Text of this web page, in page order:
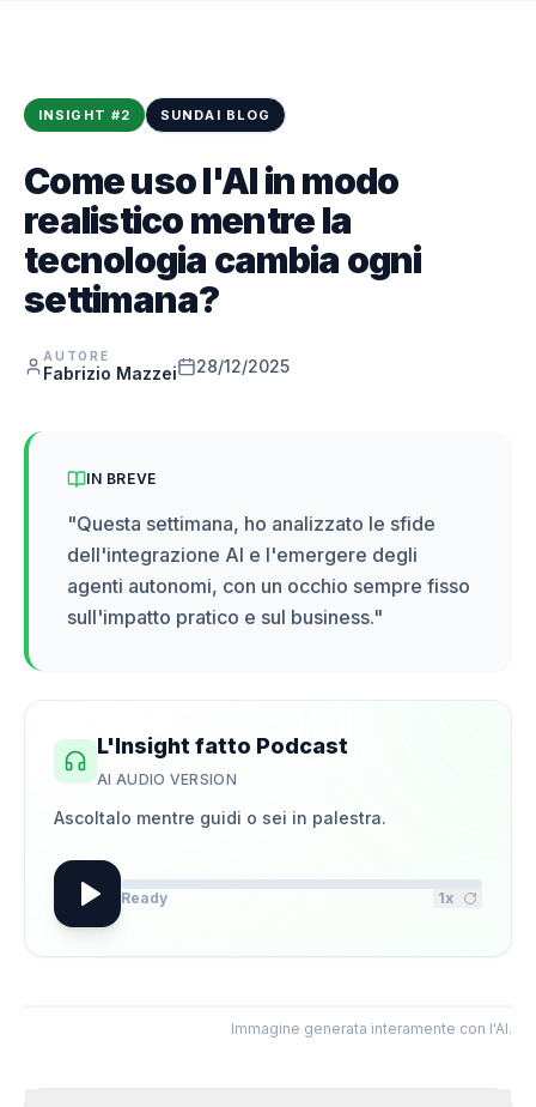
INSIGHT #2 SUNDAI BLOG
Come uso l'AI in modo
realistico mentre la
tecnologia cambia ogni
settimana?
AUTORE
Fabrizio Mazzei 28/12/2025
Immagine generata interamente con l'AI.
IN BREVE
"Questa settimana, ho analizzato le sfide
dell'integrazione AI e l'emergere degli
agenti autonomi, con un occhio sempre fisso
sull'impatto pratico e sul business."
L'Insight fatto Podcast
AI AUDIO VERSION
Ascoltalo mentre guidi o sei in palestra.
Ready 1x